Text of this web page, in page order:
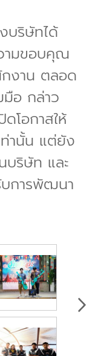
บริษัทได้
ามขอบคุณ
งาน ตลอด
มือ กล่าว
โอกาสให้
ท่านั้น แต่ยัง
บริษัท และ
บการพัฒนา